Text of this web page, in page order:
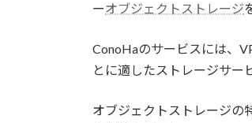
ーオブジェクトストレージ
ConoHaのサービスには、
とに適したストレージサー
オブジェクトストレージの